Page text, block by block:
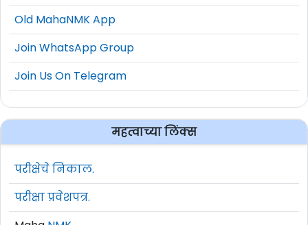
Old MahaNMK App
Join WhatsApp Group
Join Us On Telegram
महत्वाच्या लिंक्स
परीक्षेचे निकाल.
परीक्षा प्रवेशपत्र.